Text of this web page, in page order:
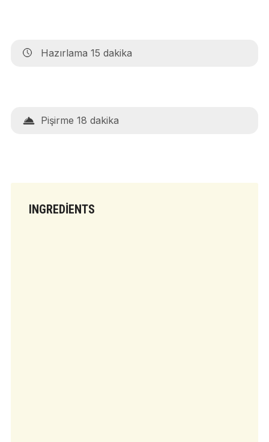
Hazırlama 15 dakika
Pişirme 18 dakika
INGREDIENTS